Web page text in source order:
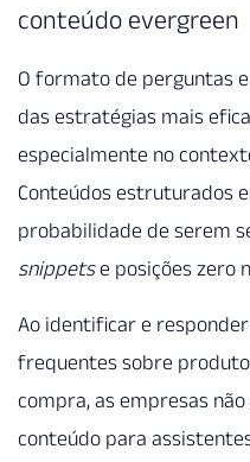
conteúdo evergreen
O formato de perguntas
das estratégias mais
especialmente no
Conteúdos estruturados
probabilidade de serem
snippetse posições zero
Ao identificar e
frequentes sobre
compra, as empresas
conteúdo para